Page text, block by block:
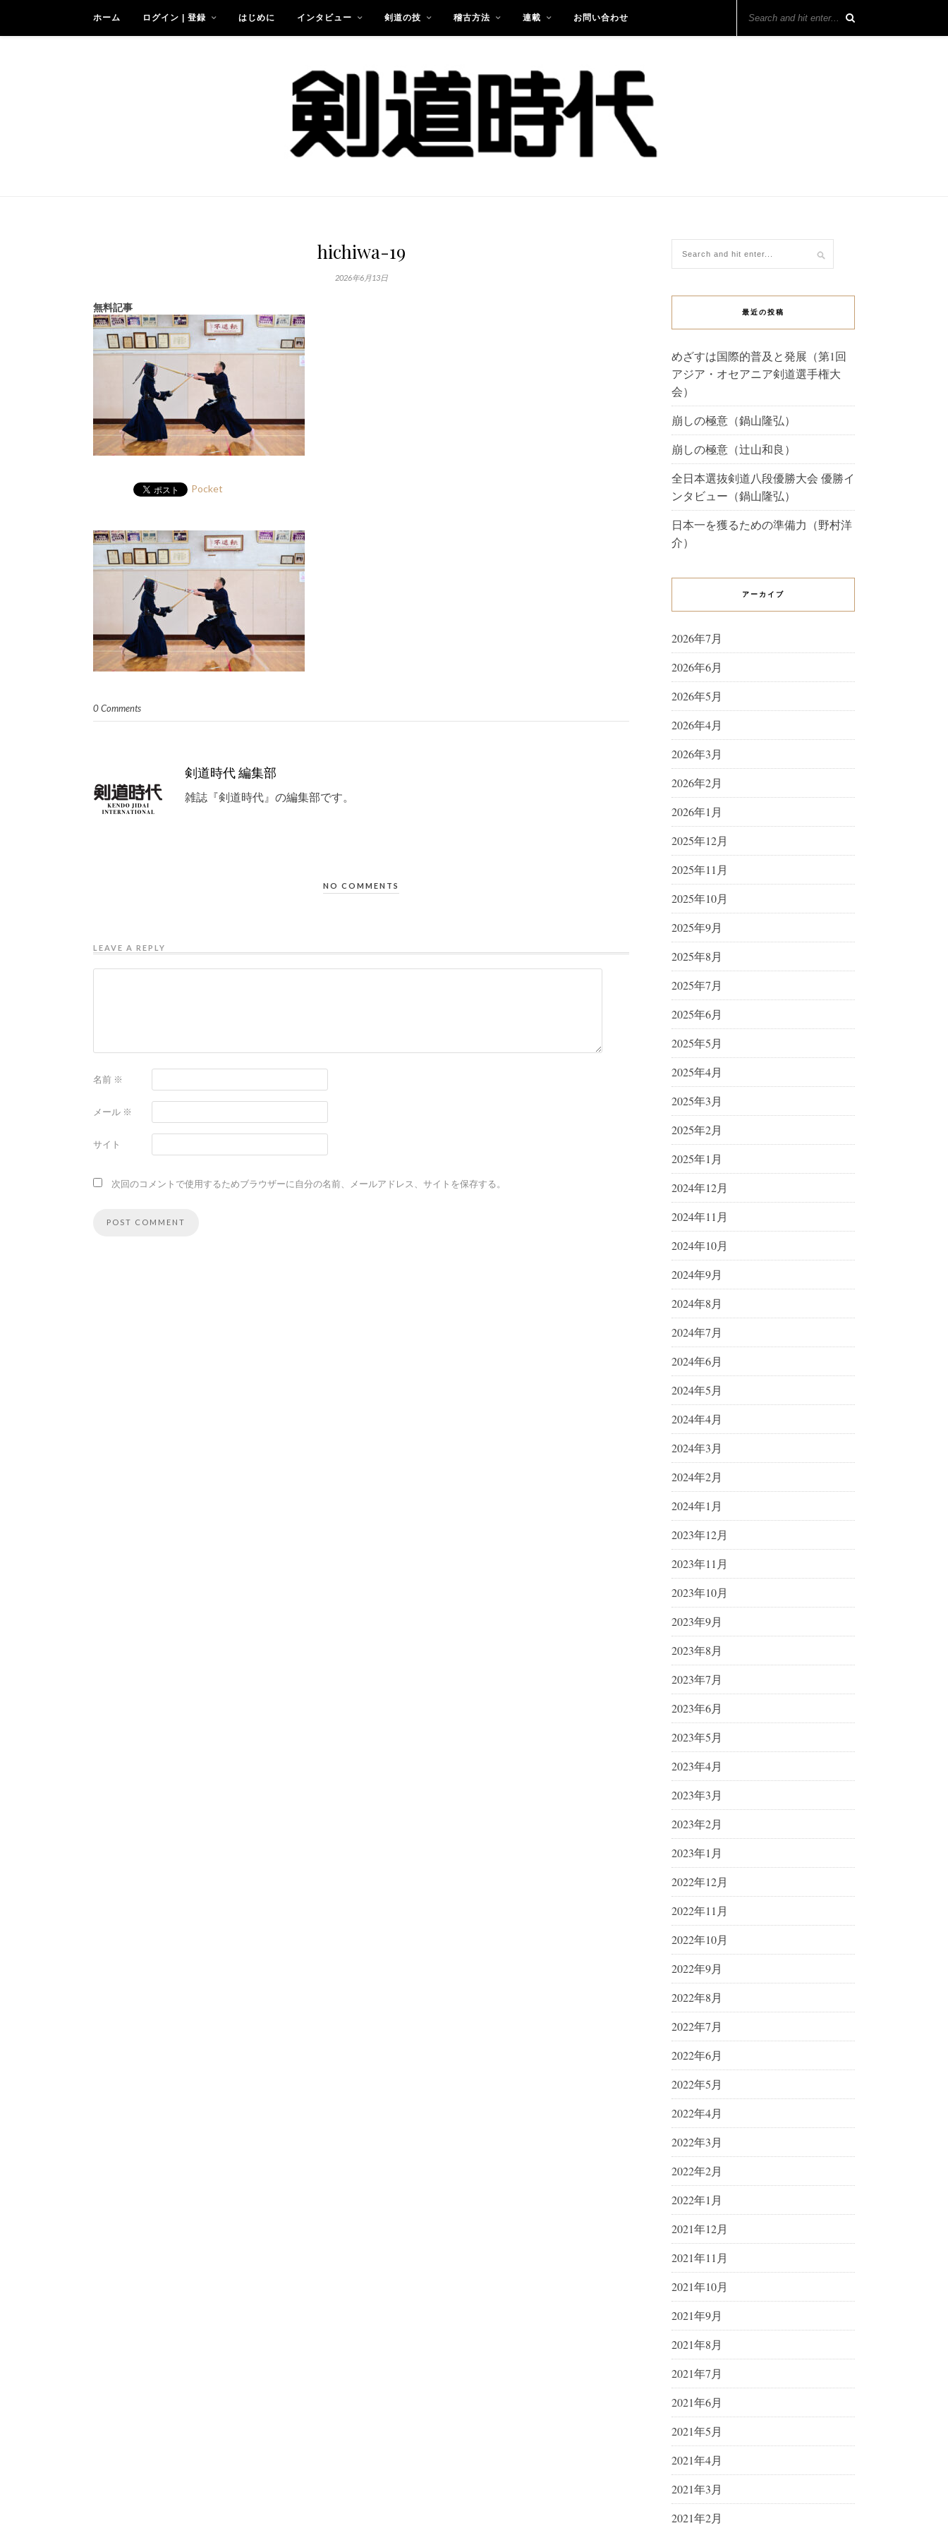
ホーム ログイン | 登録 はじめに インタビュー 剣道の技 稽古方法 連載 お問い合わせ
hichiwa-19
2026年6月13日
無料記事
Pocket
0 Comments
剣道時代 編集部
雑誌『剣道時代』の編集部です。
NO COMMENTS
LEAVE A REPLY
名前 ※
メール ※
サイト
次回のコメントで使用するためブラウザーに自分の名前、メールアドレス、サイトを保存する。
最近の投稿
めざすは国際的普及と発展（第1回
アジア・オセアニア剣道選手権大
会）
崩しの極意（鍋山隆弘）
崩しの極意（辻山和良）
全日本選抜剣道八段優勝大会 優勝イ
ンタビュー（鍋山隆弘）
日本一を獲るための準備力（野村洋
介）
アーカイブ
2026年7月
2026年6月
2026年5月
2026年4月
2026年3月
2026年2月
2026年1月
2025年12月
2025年11月
2025年10月
2025年9月
2025年8月
2025年7月
2025年6月
2025年5月
2025年4月
2025年3月
2025年2月
2025年1月
2024年12月
2024年11月
2024年10月
2024年9月
2024年8月
2024年7月
2024年6月
2024年5月
2024年4月
2024年3月
2024年2月
2024年1月
2023年12月
2023年11月
2023年10月
2023年9月
2023年8月
2023年7月
2023年6月
2023年5月
2023年4月
2023年3月
2023年2月
2023年1月
2022年12月
2022年11月
2022年10月
2022年9月
2022年8月
2022年7月
2022年6月
2022年5月
2022年4月
2022年3月
2022年2月
2022年1月
2021年12月
2021年11月
2021年10月
2021年9月
2021年8月
2021年7月
2021年6月
2021年5月
2021年4月
2021年3月
2021年2月